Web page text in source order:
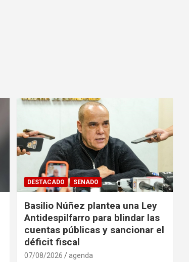
DESTACADO SENADO
Basilio Núñez plantea una Ley
Antidespilfarro para blindar las
cuentas públicas y sancionar el
déficit fiscal
07/08/2026 agenda